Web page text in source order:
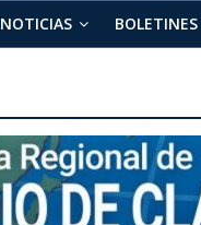
NOTICIAS BOLETINES